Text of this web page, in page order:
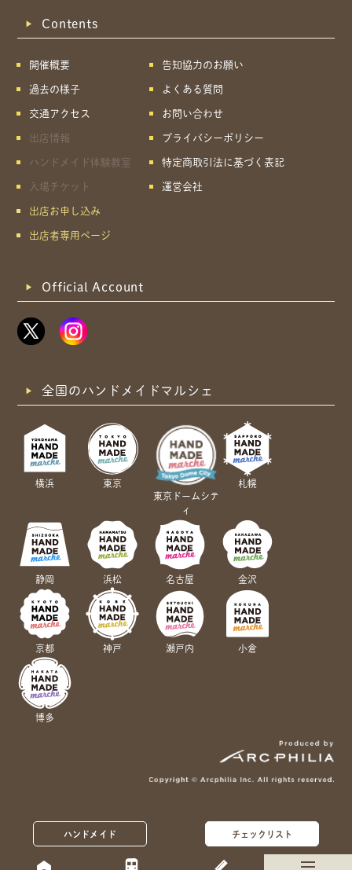
ハンドメイド チェックリスト
Contents
開催概要
過去の様子
交通アクセス
出店情報
ハンドメイド体験教室
入場チケット
出店お申し込み
出店者専用ページ
告知協力のお願い
よくある質問
お問い合わせ
プライバシーポリシー
特定商取引法に基づく表記
運営会社
Official Account
全国のハンドメイドマルシェ
横浜
東京
東京ドームシテ
ィ
札幌
静岡 浜松 名古屋 金沢
京都 神戸 瀬戸内 小倉
博多